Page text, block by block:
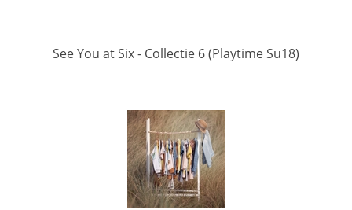
See You at Six - Collectie 6 (Playtime Su18)